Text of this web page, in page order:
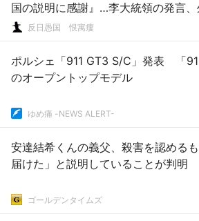
国の説明に感謝』…李大統領の発言、
の問題ない」
反日愚国 恨寓瘻
ポルシェ「911 GT3 S/C」発表 「
のオープントップモデル
ゆめ痛 -NEWS ALERT-
安達結希くんの義父、殺害を認める
届けた」と説明していることが判明
ゴールデンタイムズ